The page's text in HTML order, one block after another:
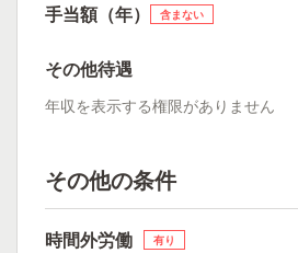
手当額（年） 含まない
その他待遇
年収を表示する権限がありません
その他の条件
時間外労働 有り